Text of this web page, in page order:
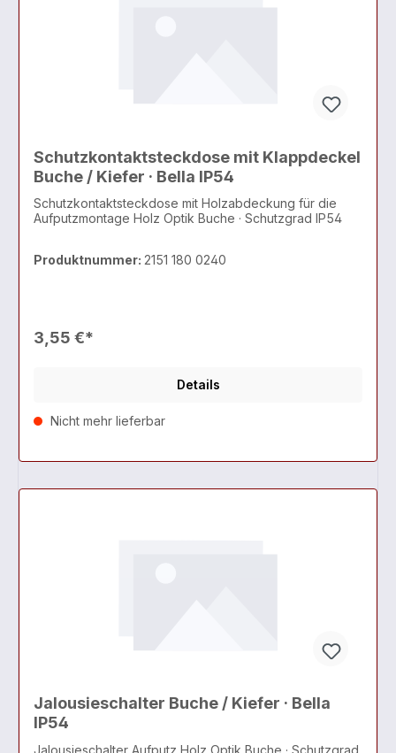
Schutzkontaktsteckdose mit Klappdeckel
Buche / Kiefer · Bella IP54
Schutzkontaktsteckdose mit Holzabdeckung für die
Aufputzmontage Holz Optik Buche · Schutzgrad IP54
Produktnummer: 2151 180 0240
3,55 €*
Details
Nicht mehr lieferbar
Jalousieschalter Buche / Kiefer · Bella
IP54
Jalousieschalter Aufputz Holz Optik Buche · Schutzgrad